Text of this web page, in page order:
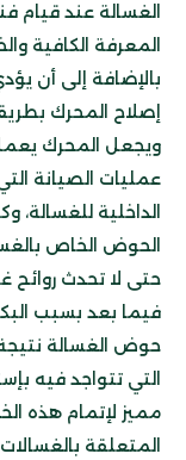
الغسالة عند قيام
المعرفة الكافية
بالإضافة إلى أن
إصلاح المحرك
ويجعل المحرك
عمليات الصيانة
الداخلية
الحوض الخاص
حتى لا تحدث روائح
فيما بعد بسبب
حوض الغسالة نتيجة
التي تتواجد فيه
مميز لإتمام هذه
المتعلقة